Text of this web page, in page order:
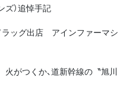
ズ）追悼手記
ッグ出店 アインファーマシ
がつくか、道新幹線の〝旭川